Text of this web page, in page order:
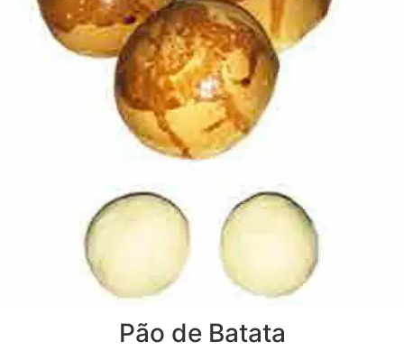
Pão de Batata